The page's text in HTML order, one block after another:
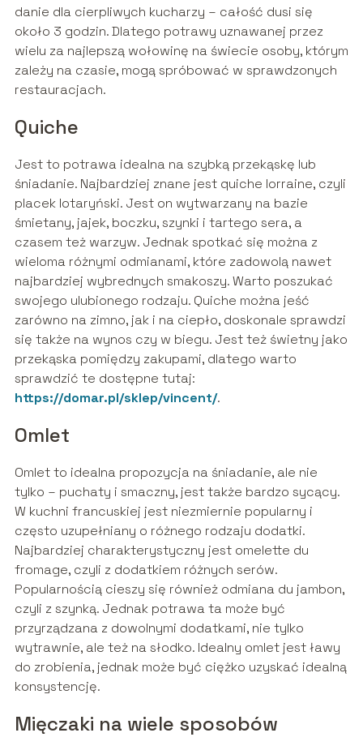
danie dla cierpliwych kucharzy – całość dusi się
około 3 godzin. Dlatego potrawy uznawanej przez
wielu za najlepszą wołowinę na świecie osoby, którym
zależy na czasie, mogą spróbować w sprawdzonych
restauracjach.
Quiche
Jest to potrawa idealna na szybką przekąskę lub
śniadanie. Najbardziej znane jest quiche lorraine, czyli
placek lotaryński. Jest on wytwarzany na bazie
śmietany, jajek, boczku, szynki i tartego sera, a
czasem też warzyw. Jednak spotkać się można z
wieloma różnymi odmianami, które zadowolą nawet
najbardziej wybrednych smakoszy. Warto poszukać
swojego ulubionego rodzaju. Quiche można jeść
zarówno na zimno, jak i na ciepło, doskonale sprawdzi
się także na wynos czy w biegu. Jest też świetny jako
przekąska pomiędzy zakupami, dlatego warto
sprawdzić te dostępne tutaj:
https://domar.pl/sklep/vincent/.
Omlet
Omlet to idealna propozycja na śniadanie, ale nie
tylko – puchaty i smaczny, jest także bardzo sycący.
W kuchni francuskiej jest niezmiernie popularny i
często uzupełniany o różnego rodzaju dodatki.
Najbardziej charakterystyczny jest omelette du
fromage, czyli z dodatkiem różnych serów.
Popularnością cieszy się również odmiana du jambon,
czyli z szynką. Jednak potrawa ta może być
przyrządzana z dowolnymi dodatkami, nie tylko
wytrawnie, ale też na słodko. Idealny omlet jest ławy
do zrobienia, jednak może być ciężko uzyskać idealną
konsystencję.
Mięczaki na wiele sposobów